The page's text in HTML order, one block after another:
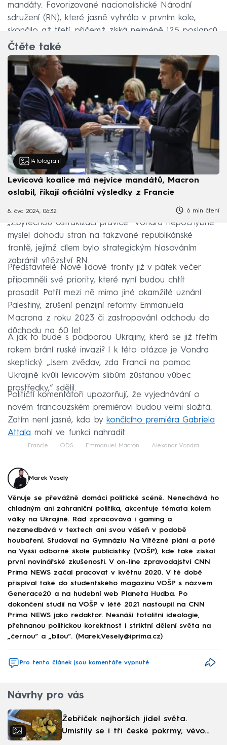
mandáty. Favorizované nacionalistické Národní
sdružení (RN), které jasně vyhrálo v prvním kole,
skončilo až třetí, přičemž získá nejméně 125 poslanců.
Čtěte také
14 fotografií
Levicová koalice má nejvíce mandátů, Macron
oslabil, říkají oficiální výsledky z Francie
8. čvc 2024, 06:32 6 min čtení
„Zbytečnou ostrakizací pravice“ Vondra nepochybně
myslel dohodu stran na takzvané republikánské
frontě, jejímž cílem bylo strategickým hlasováním
zabránit vítězství RN.
Představitelé Nové lidové fronty již v pátek večer
připomněli své priority, které nyní budou chtít
prosadit. Patří mezi ně mimo jiné okamžité uznání
Palestiny, zrušení penzijní reformy Emmanuela
Macrona z roku 2023 či zastropování odchodu do
důchodu na 60 let.
A jak to bude s podporou Ukrajiny, která se již třetím
rokem brání ruské invazi? I k této otázce je Vondra
skeptický. „Jsem zvědav, zda Francii na pomoc
Ukrajině kvůli levicovým slibům zůstanou vůbec
prostředky,“ sdělil.
Političtí komentátoři upozorňují, že vyjednávání o
novém francouzském premiérovi budou velmi složitá.
Zatím není jasné, kdo by končícího premiéra Gabriela
Attala mohl ve funkci nahradit.
Francie ODS Emmanuel Macron Alexandr Vondra
Marek Veselý
Věnuje se převážně domácí politické scéně. Nenechává ho
chladným ani zahraniční politika, akcentuje témata kolem
války na Ukrajině. Rád zpracovává i gaming a
nezanedbává v textech ani svou vášeň v podobě
houbaření. Studoval na Gymnáziu Na Vítězné pláni a poté
na Vyšší odborné škole publicistiky (VOŠP), kde také získal
první novinářské zkušenosti. V on-line zpravodajství CNN
Prima NEWS začal pracovat v květnu 2020. V té době
přispíval také do studentského magazínu VOŠP s názvem
Generace20 a na hudební web Planeta Hudba. Po
dokončení studií na VOŠP v létě 2021 nastoupil na CNN
Prima NEWS jako redaktor. Nesnáší totalitní ideologie,
přehnanou politickou korektnost i striktní dělení světa na
„černou“ a „bílou“. (Marek.Vesely@iprima.cz)
Pro tento článek jsou komentáře vypnuté
Návrhy pro vás
Žebříček nejhorších jídel světa.
Umístily se i tři české pokrmy, vévodí